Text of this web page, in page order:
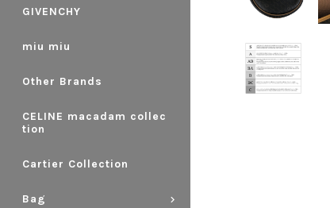
GIVENCHY
miu miu
Other Brands
CELINE macadam collec
tion
Cartier Collection
Bag